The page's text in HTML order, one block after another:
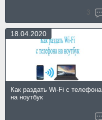
3
Как раздать Wi-Fi с телефона
на ноутбук
18.04.2020